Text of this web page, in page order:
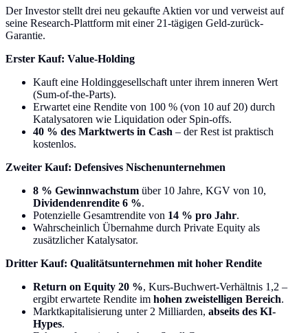
Der Investor stellt drei neu gekaufte Aktien vor und verweist auf
seine Research-Plattform mit einer 21-tägigen Geld-zurück-
Garantie.
Erster Kauf: Value-Holding
Kauft eine Holdinggesellschaft unter ihrem inneren Wert
(Sum-of-the-Parts).
Erwartet eine Rendite von 100 % (von 10 auf 20) durch
Katalysatoren wie Liquidation oder Spin-offs.
40 % des Marktwerts in Cash – der Rest ist praktisch
kostenlos.
Zweiter Kauf: Defensives Nischenunternehmen
8 % Gewinnwachstum über 10 Jahre, KGV von 10,
Dividendenrendite 6 %.
Potenzielle Gesamtrendite von 14 % pro Jahr.
Wahrscheinlich Übernahme durch Private Equity als
zusätzlicher Katalysator.
Dritter Kauf: Qualitätsunternehmen mit hoher Rendite
Return on Equity 20 %, Kurs-Buchwert-Verhältnis 1,2 –
ergibt erwartete Rendite im hohen zweistelligen Bereich.
Marktkapitalisierung unter 2 Milliarden, abseits des KI-
Hypes.